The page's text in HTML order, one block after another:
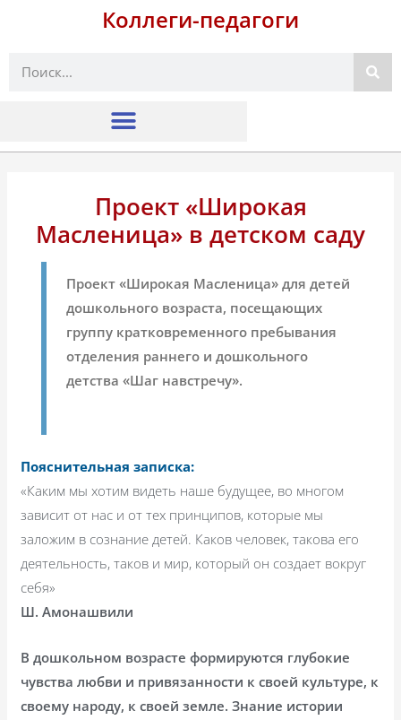
Коллеги-педагоги
Поиск
Проект «Широкая
Масленица» в детском саду
Проект «Широкая Масленица» для детей
дошкольного возраста, посещающих
группу кратковременного пребывания
отделения раннего и дошкольного
детства «Шаг навстречу».
Пояснительная записка:
«Каким мы хотим видеть наше будущее, во многом
зависит от нас и от тех принципов, которые мы
заложим в сознание детей. Каков человек, такова его
деятельность, таков и мир, который он создает вокруг
себя»
Ш. Амонашвили
В дошкольном возрасте формируются глубокие
чувства любви и привязанности к своей культуре, к
своему народу, к своей земле. Знание истории